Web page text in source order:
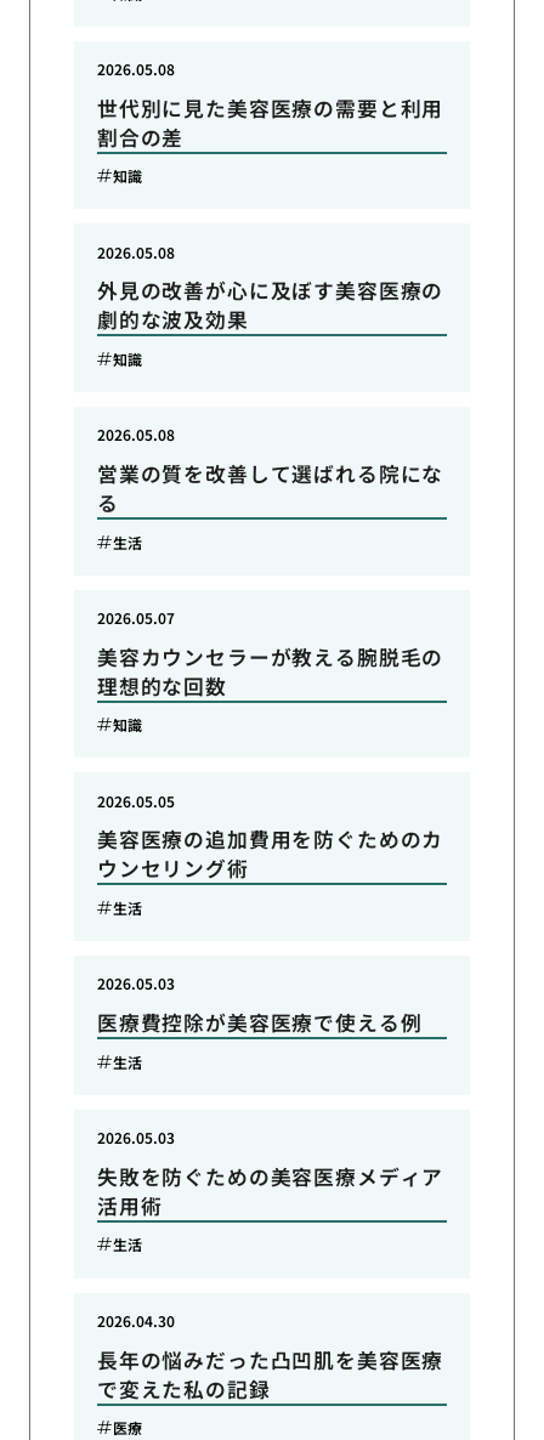
世代別に見た美容医療の需要と利用
割合の差
2026.05.08
知識
外見の改善が心に及ぼす美容医療の
劇的な波及効果
2026.05.08
知識
営業の質を改善して選ばれる院にな
る
2026.05.08
生活
美容カウンセラーが教える腕脱毛の
理想的な回数
2026.05.07
知識
美容医療の追加費用を防ぐためのカ
ウンセリング術
2026.05.05
生活
医療費控除が美容医療で使える例
2026.05.03
生活
失敗を防ぐための美容医療メディア
活用術
2026.05.03
生活
長年の悩みだった凸凹肌を美容医療
で変えた私の記録
2026.04.30
医療